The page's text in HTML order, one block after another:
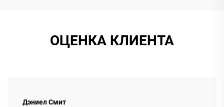
ОЦЕНКА КЛИЕНТА
Дэниел Смит